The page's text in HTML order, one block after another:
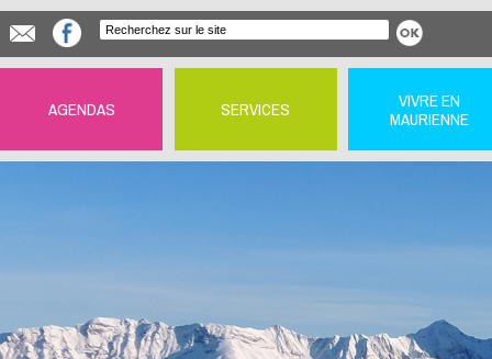
AGENDAS SERVICES
VIVRE EN
MAURIENNE